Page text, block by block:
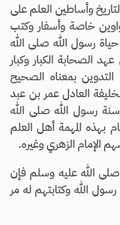
وأساطين العلم على
خاصة وأسفار وكتب
رسول الله صلى الله
الصحابة الكبار وكبار
التدوين بمعناه الصحيح
العادل عمر بن عبد
سنة رسول الله صلى الله
بهذه المهمة أهل العلم
الإمام الزهري وغيره.
الله عليه وسلم فإن
الله وكتابتهم له مر